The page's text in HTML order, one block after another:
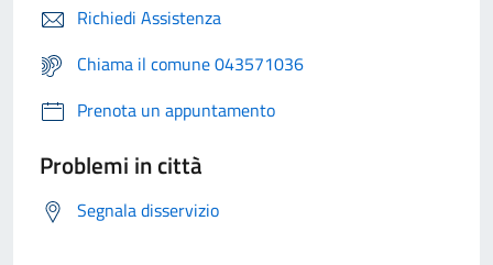
Richiedi Assistenza
Chiama il comune 043571036
Prenota un appuntamento
Problemi in città
Segnala disservizio